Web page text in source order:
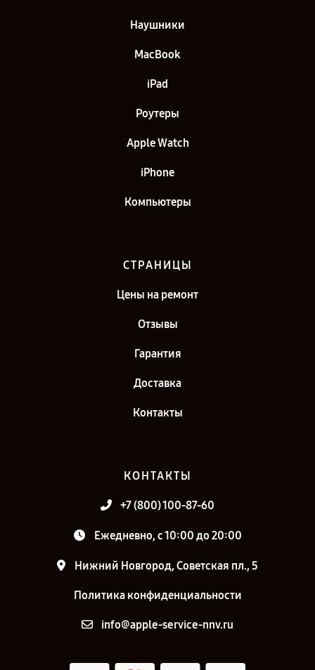
Наушники
MacBook
iPad
Роутеры
Apple Watch
iPhone
Компьютеры
СТРАНИЦЫ
Цены на ремонт
Отзывы
Гарантия
Доставка
Контакты
КОНТАКТЫ
+7 (800) 100-87-60
Ежедневно, с 10:00 до 20:00
Нижний Новгород, Советская пл., 5
Политика конфиденциальности
info@apple-service-nnv.ru